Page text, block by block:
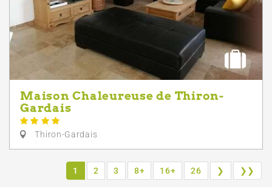
Maison Chaleureuse de Thiron-
Gardais
Thiron-Gardais
1 2 3 8+ 16+ 26 ❯ ❯❯